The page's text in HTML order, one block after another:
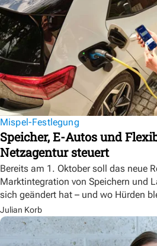
Mispel-Festlegung
Speicher, E-Autos und
Netzagentur steuert
Bereits am 1. Oktober soll das neue
Marktintegration von Speichern und
sich geändert hat – und wo Hürden
Julian Korb